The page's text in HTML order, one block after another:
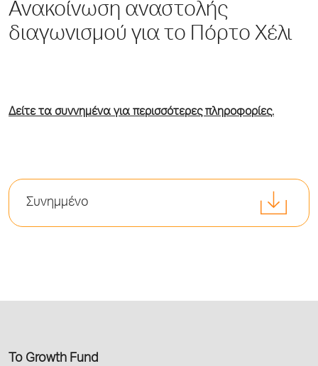
Ανακοίνωση αναστολής
διαγωνισμού για το Πόρτο Χέλι
Δείτε τα συννημένα για περισσότερες πληροφορίες.
Συνημμένο
Το Growth Fund